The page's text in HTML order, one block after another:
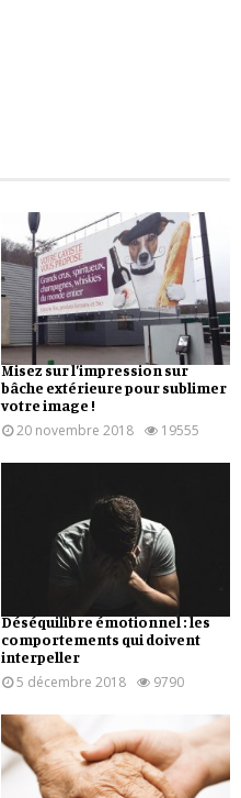
Misez sur l’impression sur
bâche extérieure pour sublimer
votre image !
20 novembre 2018
19555
Déséquilibre émotionnel : les
comportements qui doivent
interpeller
5 décembre 2018
9790